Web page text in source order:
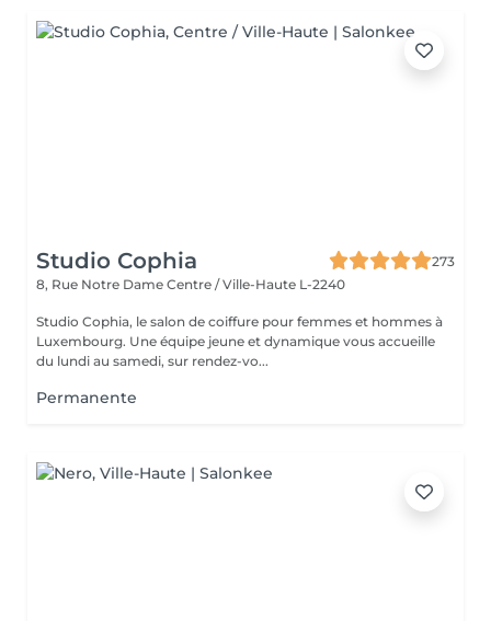
Studio Cophia
273
8, Rue Notre Dame Centre / Ville-Haute L-2240
Studio Cophia, le salon de coiffure pour femmes et hommes à
Luxembourg. Une équipe jeune et dynamique vous accueille
du lundi au samedi, sur rendez-vo...
Permanente